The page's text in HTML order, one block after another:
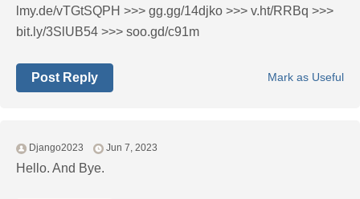
lmy.de/vTGtSQPH >>> gg.gg/14djko >>> v.ht/RRBq >>>
bit.ly/3SlUB54 >>> soo.gd/c91m
Mark as Useful
Post Reply
Django2023 Jun 7, 2023
Hello. And Bye.